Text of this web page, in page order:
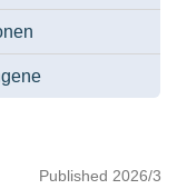
Published 2026/3